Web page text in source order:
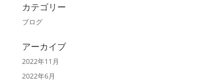
カテゴリー
ブログ
アーカイブ
2022年11月
2022年6月